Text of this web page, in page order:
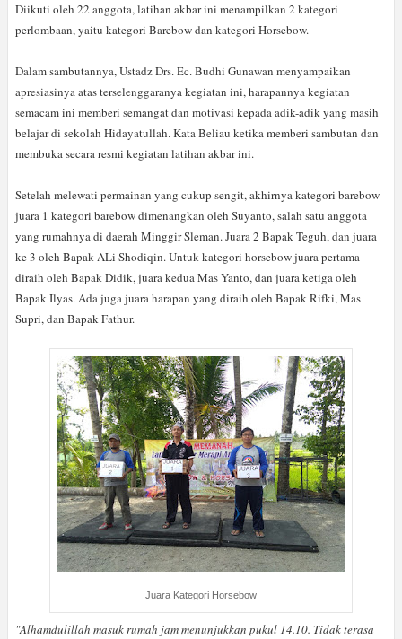
Diikuti oleh 22 anggota, latihan akbar ini menampilkan 2 kategori
perlombaan, yaitu kategori Barebow dan kategori Horsebow.
Dalam sambutannya, Ustadz Drs. Ec. Budhi Gunawan menyampaikan
apresiasinya atas terselenggaranya kegiatan ini, harapannya kegiatan
semacam ini memberi semangat dan motivasi kepada adik-adik yang masih
belajar di sekolah Hidayatullah. Kata Beliau ketika memberi sambutan dan
membuka secara resmi kegiatan latihan akbar ini.
Setelah melewati permainan yang cukup sengit, akhirnya kategori barebow
juara 1 kategori barebow dimenangkan oleh Suyanto, salah satu anggota
yang rumahnya di daerah Minggir Sleman. Juara 2 Bapak Teguh, dan juara
ke 3 oleh Bapak ALi Shodiqin. Untuk kategori horsebow juara pertama
diraih oleh Bapak Didik, juara kedua Mas Yanto, dan juara ketiga oleh
Bapak Ilyas. Ada juga juara harapan yang diraih oleh Bapak Rifki, Mas
Supri, dan Bapak Fathur.
Juara Kategori Horsebow
"Alhamdulillah masuk rumah jam menunjukkan pukul 14.10. Tidak terasa